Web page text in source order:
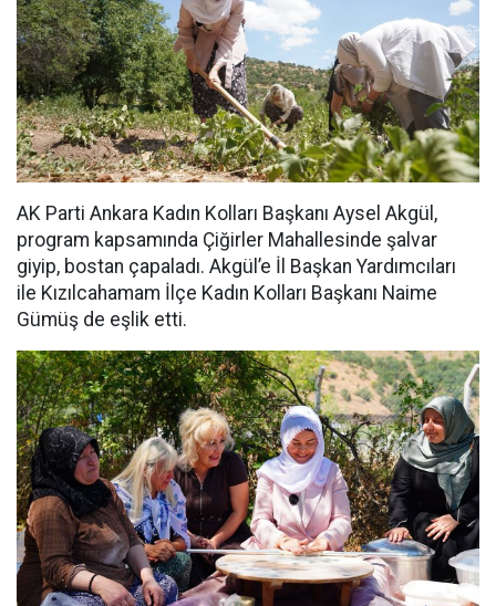
AK Parti Ankara Kadın Kolları Başkanı Aysel Akgül,
program kapsamında Çiğirler Mahallesinde şalvar
giyip, bostan çapaladı. Akgül’e İl Başkan Yardımcıları
ile Kızılcahamam İlçe Kadın Kolları Başkanı Naime
Gümüş de eşlik etti.